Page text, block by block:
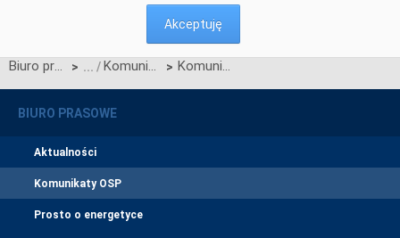
Akceptuję
Biuro prasowe > Komunikaty OSP > Komunikat dotyczący redysponowania nierynkowego instalacji PV w dniu 15 czerwca 2024 roku
BIURO PRASOWE
Aktualności
Komunikaty OSP
Prosto o energetyce